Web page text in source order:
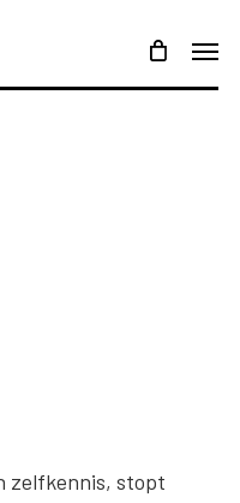
Menu
zelfkennis, stopt